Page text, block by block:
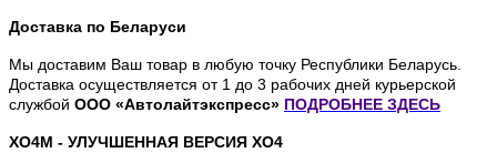
Доставка по Беларуси
Мы доставим Ваш товар в любую точку Республики Беларусь.
Доставка осуществляется от 1 до 3 рабочих дней курьерской
службой ООО «Автолайтэкспресс» ПОДРОБНЕЕ ЗДЕСЬ
XO4M - УЛУЧШЕННАЯ ВЕРСИЯ ХО4